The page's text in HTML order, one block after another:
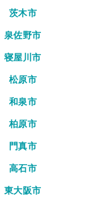
茨木市
泉佐野市
寝屋川市
松原市
和泉市
柏原市
門真市
高石市
東大阪市